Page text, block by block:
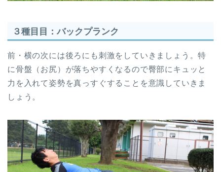
３種目目：バックプランク
前・横の次には後ろにも刺激をしていきましょう。特
に骨盤（お尻）が落ちやすくなるので臀部にキュッと
力を入れて姿勢を真っすぐすることを意識していきま
しょう。